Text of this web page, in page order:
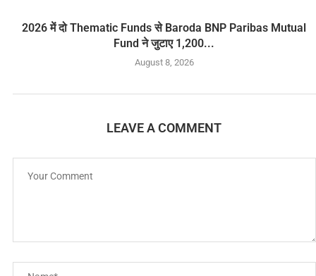
2026 में दो Thematic Funds से Baroda BNP Paribas Mutual
Fund ने जुटाए 1,200...
August 8, 2026
LEAVE A COMMENT